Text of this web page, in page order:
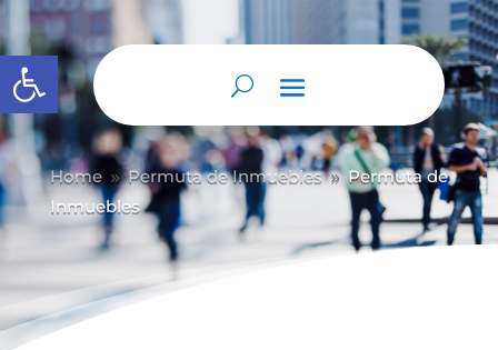
Abrir barra de herramientas
Home 9 Permuta de Inmuebles 9 Permuta de
Inmuebles